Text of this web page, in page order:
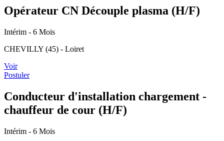
Opérateur CN Découple plasma (H/F)
Intérim - 6 Mois
CHEVILLY (45) - Loiret
Voir
Postuler
Conducteur d'installation chargement -
chauffeur de cour (H/F)
Intérim - 6 Mois